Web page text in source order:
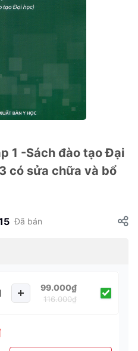
1 -Sách đào tạo Đại
có sửa chữa và bổ
Đã bán
99.000₫
116.000₫